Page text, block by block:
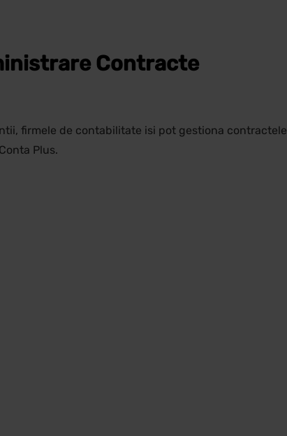
Contracte
firmele de contabilitate isi pot gestiona contractele
Plus.